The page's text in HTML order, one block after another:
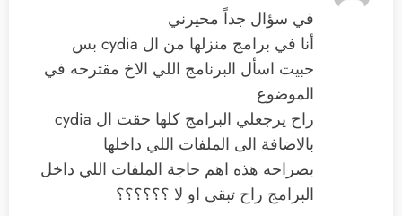
في سؤال جداً محيرني
أنا في برامج منزلها من ال cydia بس
حبيت اسأل البرنامج اللي الاخ مقترحه في
الموضوع
راح يرجعلي البرامج كلها حقت ال cydia
بالاضافة الى الملفات اللي داخلها
بصراحه هذه اهم حاجة الملفات اللي داخل
البرامج راح تبقى او لا ؟؟؟؟؟؟